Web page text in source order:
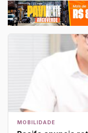
MOBILIDADE